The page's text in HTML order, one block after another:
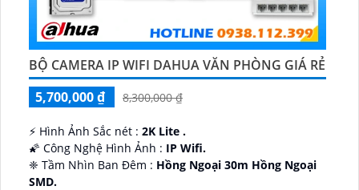
BỘ CAMERA IP WIFI DAHUA VĂN PHÒNG GIÁ RẺ
5,700,000 ₫
8,300,000 ₫
️⚡ Hình Ảnh Sắc nét : 2K Lite .
🌠 Công Nghệ Hình Ảnh : IP Wifi.
❈ Tầm Nhìn Ban Đêm : Hồng Ngoại 30m Hồng Ngoại
SMD.